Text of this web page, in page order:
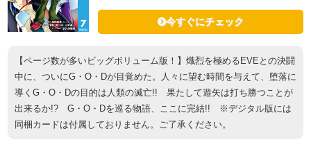
今すぐにチェック
【ページ数が多いビッグボリューム版！】熾烈を極めるEVEとの決闘
中に、ついにG・O・Dが目覚めた。人々に望む時間を与えて、堕落に
導くG・O・Dの目的は人類の滅亡!! 果たして遊矢は打ち勝つことが
出来るか!? G・O・Dを巡る物語、ここに完結!! ※デジタル版には
同梱カードは付属しておりません。ご了承ください。